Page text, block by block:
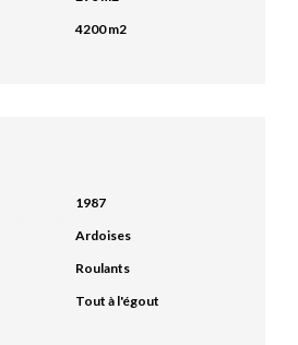
4200 m2
1987
Ardoises
Roulants
Tout à l'égout